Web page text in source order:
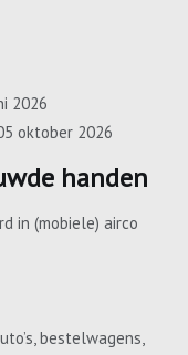
2026
oktober 2026
handen
in (mobiele) airco
bestelwagens,